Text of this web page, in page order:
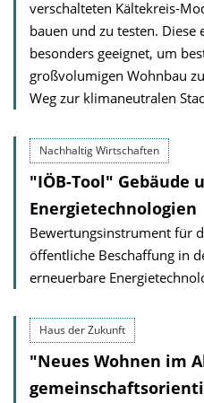
verschalteten Kältekreis-
bauen und zu testen. Diese
besonders geeignet, um
großvolumigen Wohnbau
Weg zur klimaneutralen
Nachhaltig Wirtschaften
"IÖB-Tool" Gebäude
Energietechnologien
Bewertungsinstrument für
öffentliche Beschaffung in
erneuerbare
Haus der Zukunft
"Neues Wohnen im